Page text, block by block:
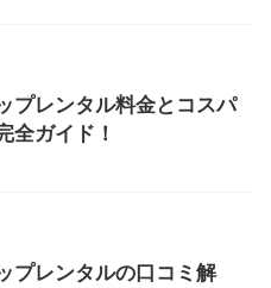
プレンタル料金とコスパ
全ガイド！
プレンタルの口コミ解